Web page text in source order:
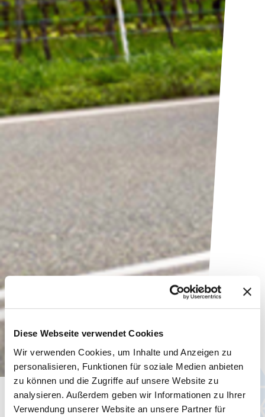
Diese Webseite verwendet Cookies
Wir verwenden Cookies, um Inhalte und Anzeigen zu
personalisieren, Funktionen für soziale Medien anbieten
zu können und die Zugriffe auf unsere Website zu
analysieren. Außerdem geben wir Informationen zu Ihrer
Verwendung unserer Website an unsere Partner für
Aktuelles